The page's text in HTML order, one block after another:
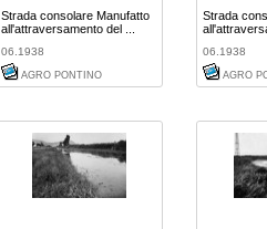
Strada consolare Manufatto
all'attraversamento del ...
06.1938
AGRO PONTINO
Strada
06.1938
AGRO